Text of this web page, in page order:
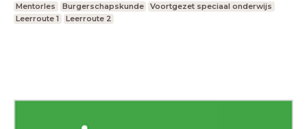
Mentorles Burgerschapskunde
Voortgezet speciaal onderwijs
Leerroute 1
Leerroute 2